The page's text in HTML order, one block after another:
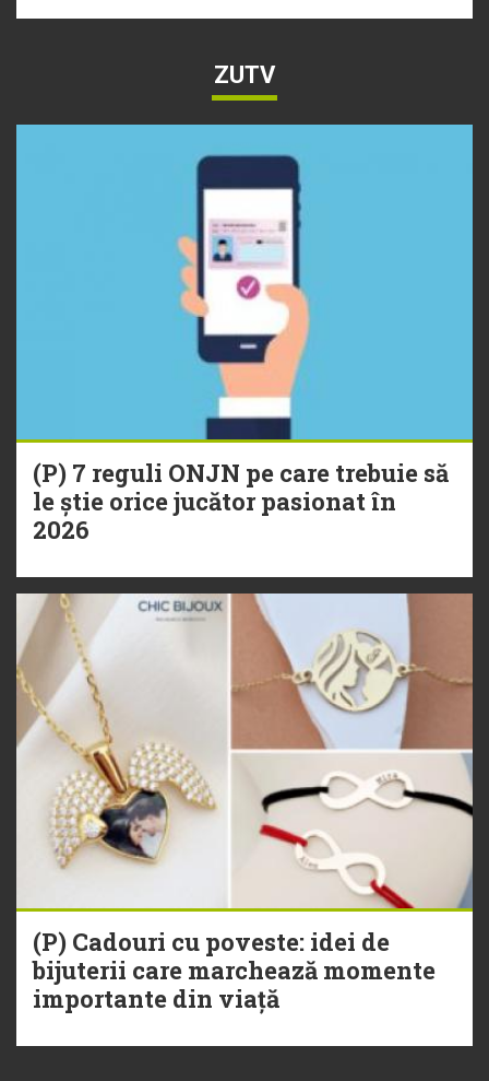
ZUTV
(P) 7 reguli ONJN pe care trebuie să
le știe orice jucător pasionat în
2026
(P) Cadouri cu poveste: idei de
bijuterii care marchează momente
importante din viață